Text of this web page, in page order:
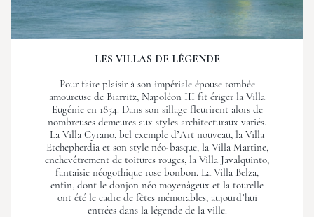
LES VILLAS DE LÉGENDE
Pour faire plaisir à son impériale épouse tombée
amoureuse de Biarritz, Napoléon III fit ériger la Villa
Eugénie en 1854. Dans son sillage fleurirent alors de
nombreuses demeures aux styles architecturaux variés.
La Villa Cyrano, bel exemple d’Art nouveau, la Villa
Etchepherdia et son style néo-basque, la Villa Martine,
enchevêtrement de toitures rouges, la Villa Javalquinto,
fantaisie néogothique rose bonbon. La Villa Belza,
enfin, dont le donjon néo moyenâgeux et la tourelle
ont été le cadre de fêtes mémorables, aujourd’hui
entrées dans la légende de la ville.